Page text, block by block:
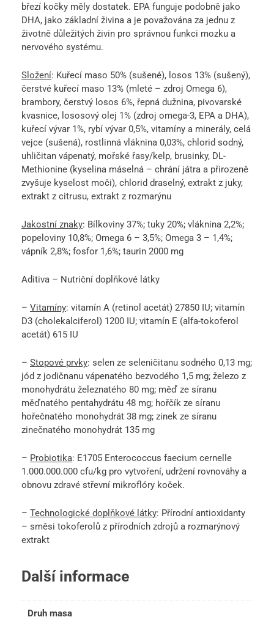
březí kočky měly dostatek. EPA funguje podobně jako
DHA, jako základní živina a je považována za jednu z
životně důležitých živin pro správnou funkci mozku a
nervového systému.
Složení: Kuřecí maso 50% (sušené), losos 13% (sušený),
čerstvé kuřecí maso 13% (mleté – zdroj Omega 6),
brambory, čerstvý losos 6%, řepná dužnina, pivovarské
kvasnice, lososový olej 1% (zdroj omega-3, EPA a DHA),
kuřecí vývar 1%, rybí vývar 0,5%, vitamíny a minerály, celá
vejce (sušená), rostlinná vláknina 0,03%, chlorid sodný,
uhličitan vápenatý, mořské řasy/kelp, brusinky, DL-
Methionine (kyselina máselná – chrání játra a přirozeně
zvyšuje kyselost moči), chlorid draselný, extrakt z juky,
extrakt z citrusu, extrakt z rozmarýnu
Jakostní znaky: Bílkoviny 37%; tuky 20%; vláknina 2,2%;
popeloviny 10,8%; Omega 6 – 3,5%; Omega 3 – 1,4%;
vápník 2,8%; fosfor 1,6%; taurin 2000 mg
Aditiva – Nutriční doplňkové látky
– Vitamíny: vitamín A (retinol acetát) 27850 IU; vitamín
D3 (cholekalciferol) 1200 IU; vitamín E (alfa-tokoferol
acetát) 615 IU
– Stopové prvky: selen ze seleničitanu sodného 0,13 mg;
jód z jodičnanu vápenatého bezvodého 1,5 mg; železo z
monohydrátu železnatého 80 mg; měď ze síranu
měďnatého pentahydrátu 48 mg; hořčík ze síranu
hořečnatého monohydrát 38 mg; zinek ze síranu
zinečnatého monohydrát 135 mg
– Probiotika: E1705 Enterococcus faecium cernelle
1.000.000.000 cfu/kg pro vytvoření, udržení rovnováhy a
obnovu zdravé střevní mikroflóry koček.
– Technologické doplňkové látky: Přírodní antioxidanty
– směsi tokoferolů z přírodních zdrojů a rozmarýnový
extrakt
Další informace
Druh masa